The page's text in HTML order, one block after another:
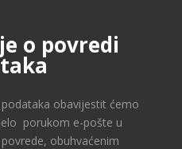
o povredi
obavijestit ćemo
porukom e-pošte u
obuhvaćenim